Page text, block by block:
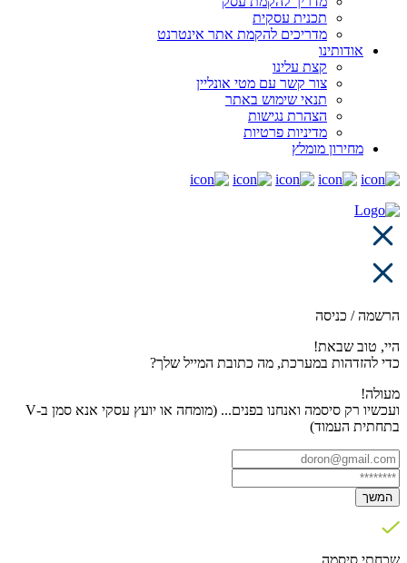
תכנית עסקית
מדריכים להקמת אתר אינטרנט
אודותינו
קצת עלינו
צור קשר עם מטי אונליין
תנאי שימוש באתר
הצהרת נגישות
מדיניות פרטיות
מחירון מומלץ
הרשמה / כניסה
היי, טוב שבאת!
כדי להזדהות במערכת, מה כתובת המייל שלך?
מעולה!
ועכשיו רק סיסמה ואנחנו בפנים... (מומחה או יועץ עסקי אנא סמן ב-V
בתחתית העמוד)
המשך
שכחתי סיסמה